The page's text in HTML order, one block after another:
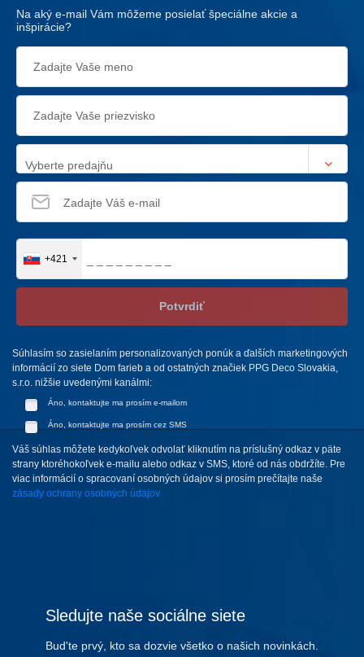
Na aký e-mail Vám môžeme posielať špeciálne akcie a
inšpirácie?
Vyberte predajňu
+421
Potvrdiť
Súhlasím so zasielaním personalizovaných ponúk a ďalších marketingových
informácií zo siete Dom farieb a od ostatných značiek PPG Deco Slovakia,
s.r.o. nižšie uvedenými kanálmi:
Áno, kontaktujte ma prosím e-mailom
Áno, kontaktujte ma prosím cez SMS
Váš súhlas môžete kedykoľvek odvolať kliknutím na príslušný odkaz v päte
strany ktoréhokoľvek e-mailu alebo odkaz v SMS, ktoré od nás obdržíte. Pre
viac informácií o spracovaní osobných údajov si prosím prečítajte naše
zásady ochrany osobných údajov
Sledujte naše sociálne siete
Bud'te prvý, kto sa dozvie všetko o našich novinkách.